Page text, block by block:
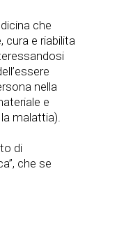
che
cura e riabilita
nella
e
malattia).
di
che se